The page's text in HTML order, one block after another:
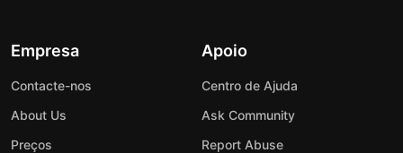
Empresa
Contacte-nos
About Us
Preços
Apoio
Centro de Ajuda
Ask Community
Report Abuse